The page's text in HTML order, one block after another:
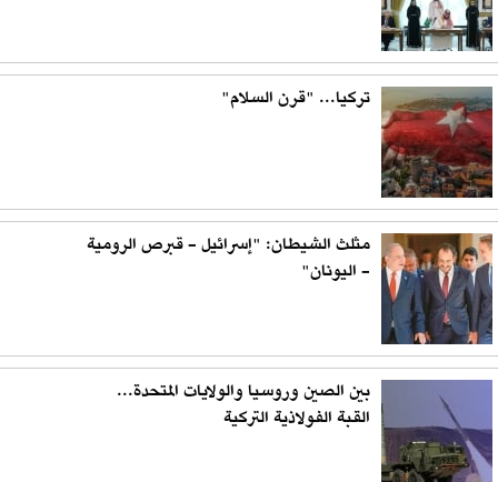
تركيا... "قرن السلام"
مثلث الشيطان: "إسرائيل - قبرص الرومية
- اليونان"
بين الصين وروسيا والولايات المتحدة...
القبة الفولاذية التركية